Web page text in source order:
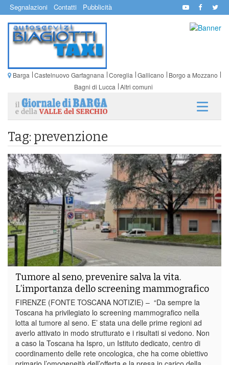
Segnalazioni Contatti Pubblicità
Barga Castelnuovo Garfagnana Coreglia Gallicano
Borgo a Mozzano
Bagni di Lucca Altri comuni
Tag: prevenzione
Tumore al seno, prevenire salva la vita.
L’importanza dello screening mammografico
FIRENZE (FONTE TOSCANA NOTIZIE) – “Da sempre la
Toscana ha privilegiato lo screening mammografico nella
lotta al tumore al seno. E’ stata una delle prime regioni ad
averlo attivato in modo strutturato e i risultati si vedono. Non
a caso la Toscana ha Ispro, un Istituto dedicato, centro di
coordinamento delle rete oncologica, che ha come obiettivo